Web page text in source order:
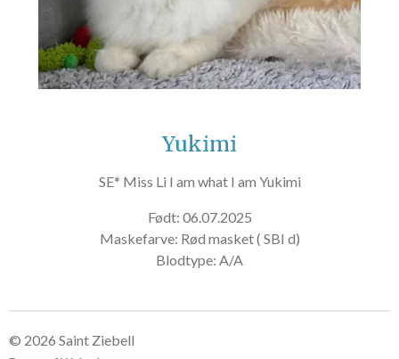
Yukimi
SE* Miss Li I am what I am Yukimi
Født: 06.07.2025
Maskefarve: Rød masket ( SBI d)
Blodtype: A/A
© 2026 Saint Ziebell